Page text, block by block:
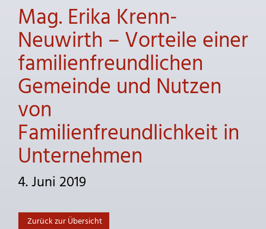
Mag. Erika Krenn-
Neuwirth – Vorteile einer
familienfreundlichen
Gemeinde und Nutzen
von
Familienfreundlichkeit in
Unternehmen
4. Juni 2019
Zurück zur Übersicht